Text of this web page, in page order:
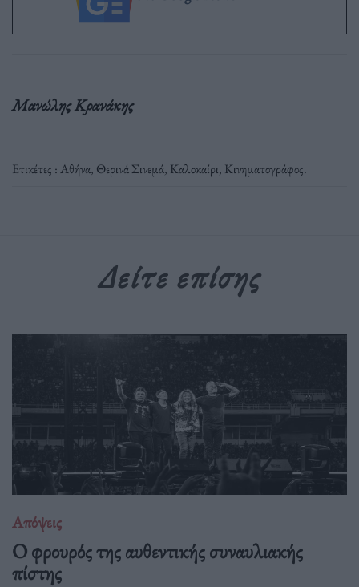
Μανώλης Κρανάκης
Ετικέτες :Αθήνα, Θερινά Σινεμά, Καλοκαίρι, Κινηματογράφος.
Δείτε επίσης
Απόψεις
O φρουρός της αυθεντικής συναυλιακής
πίστης